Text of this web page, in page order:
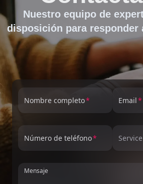
Nuestro equipo de
disposición para responder
Nombre completo Email
Número de teléfono Service
Mensaje